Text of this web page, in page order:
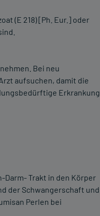
(E 218) [Ph. Eur.] oder
Bei neu
aufsuchen, damit die
Erkrankung
Darm- Trakt in den Körper
der Schwangerschaft und
Perlen bei